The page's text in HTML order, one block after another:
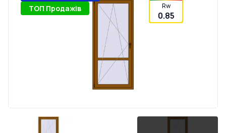
ТОП Продажів
Rw
0.85